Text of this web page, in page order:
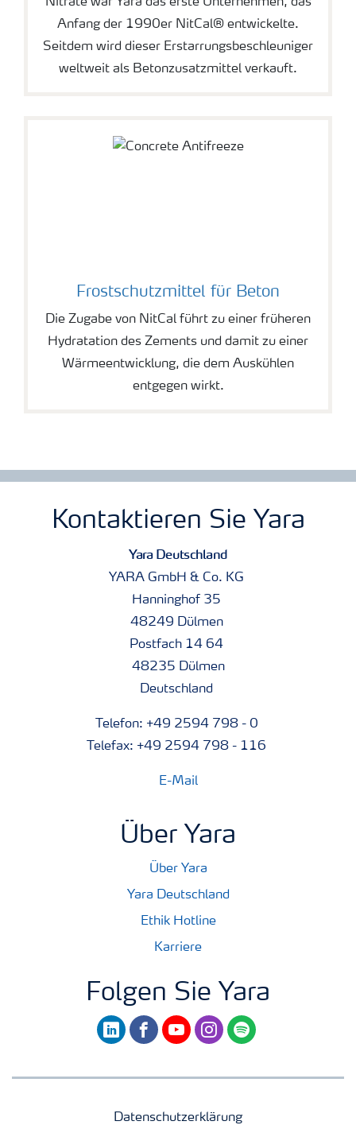
Anfang der 1990er NitCal® entwickelte.
Seitdem wird dieser Erstarrungsbeschleuniger
weltweit als Betonzusatzmittel verkauft.
Frostschutzmittel für Beton
Die Zugabe von NitCal führt zu einer früheren
Hydratation des Zements und damit zu einer
Wärmeentwicklung, die dem Auskühlen
entgegen wirkt.
Kontaktieren Sie Yara
Yara Deutschland
YARA GmbH & Co. KG
Hanninghof 35
48249 Dülmen
Postfach 14 64
48235 Dülmen
Deutschland
Telefon: +49 2594 798 - 0
Telefax: +49 2594 798 - 116
E-Mail
Über Yara
Über Yara
Yara Deutschland
Ethik Hotline
Karriere
Folgen Sie Yara
linkedinfacebookyoutubeinstagram
spotify
Datenschutzerklärung